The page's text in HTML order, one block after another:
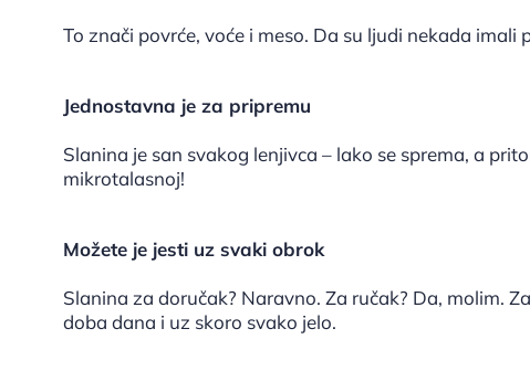
To znači povrće, voće i meso. Da su ljudi nekada
Jednostavna je za pripremu
Slanina je san svakog lenjivca – lako se sprema, a
mikrotalasnoj!
Možete je jesti uz svaki obrok
Slanina za doručak? Naravno. Za ručak? Da, molim.
doba dana i uz skoro svako jelo.